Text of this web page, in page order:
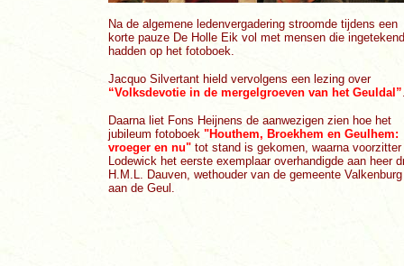
Na de algemene ledenvergadering stroomde tijdens een
korte pauze De Holle Eik vol met mensen die ingetekend
hadden op het fotoboek.
Jacquo Silvertant hield vervolgens een lezing over
“Volksdevotie in de mergelgroeven van het Geuldal”
Daarna liet Fons Heijnens de aanwezigen zien hoe het
jubileum fotoboek "Houthem, Broekhem en Geulhem:
vroeger en nu" tot stand is gekomen, waarna
Lodewick het eerste exemplaar overhandigde aan heer
H.M.L. Dauven, wethouder van de gemeente Valkenburg
aan de Geul.